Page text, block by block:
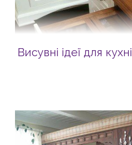
Висувні ідеї для кухні